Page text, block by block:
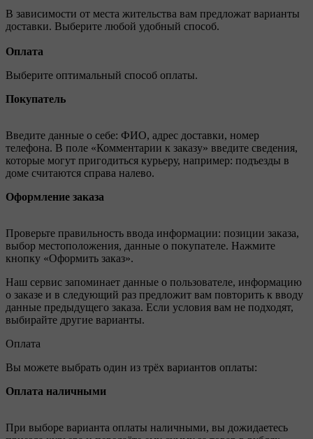
В зависимости от места жительства вам предложат варианты
доставки. Выберите любой удобный способ.
Оплата
Выберите оптимальный способ оплаты.
Покупатель
Введите данные о себе: ФИО, адрес доставки, номер
телефона. В поле «Комментарии к заказу» введите сведения,
которые могут пригодиться курьеру, например: подъезды в
доме считаются справа налево.
Оформление заказа
Проверьте правильность ввода информации: позиции заказа,
выбор местоположения, данные о покупателе. Нажмите
кнопку «Оформить заказ».
Наш сервис запоминает данные о пользователе, информацию
о заказе и в следующий раз предложит вам повторить к вводу
данные предыдущего заказа. Если условия вам не подходят,
выбирайте другие варианты.
Оплата
Вы можете выбрать один из трёх вариантов оплаты:
Оплата наличными
При выборе варианта оплаты наличными, вы дожидаетесь